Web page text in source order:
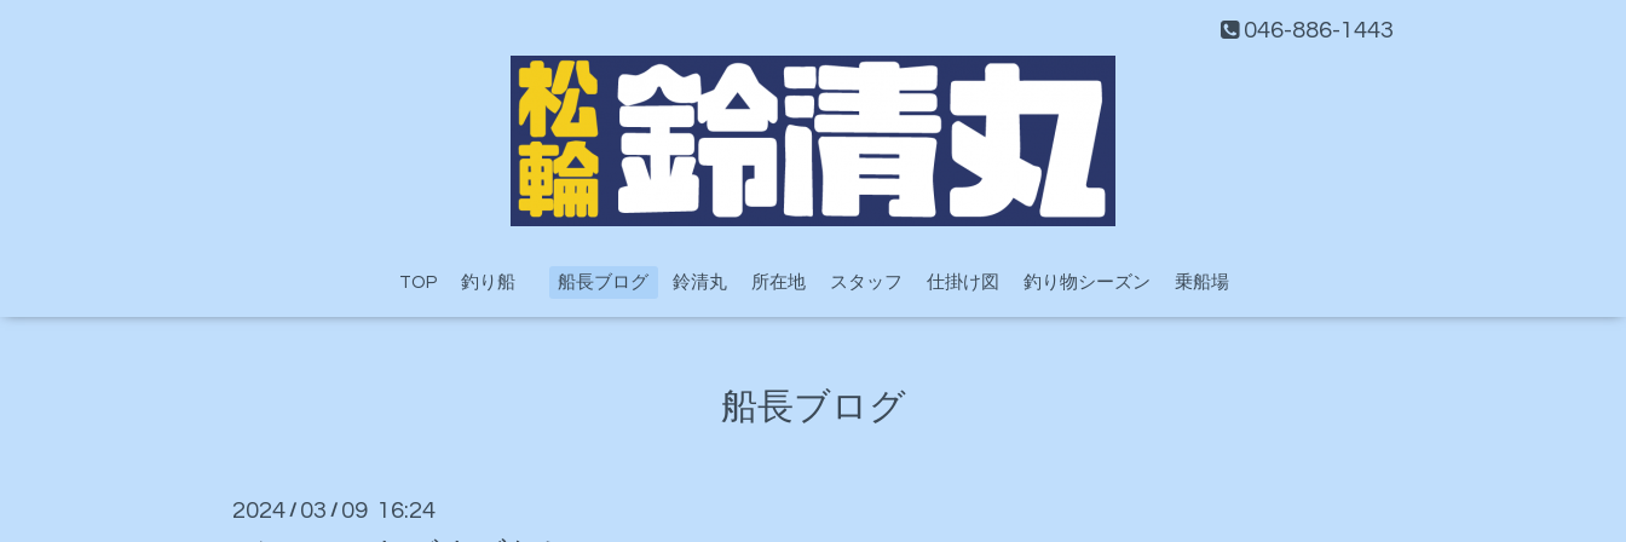
046-886-1443
TOP 釣り船 船長ブログ 鈴清丸 所在地 スタッフ 仕掛け図 釣り物シーズン 乗船場
船長ブログ
2024 / 03 / 09 16:24